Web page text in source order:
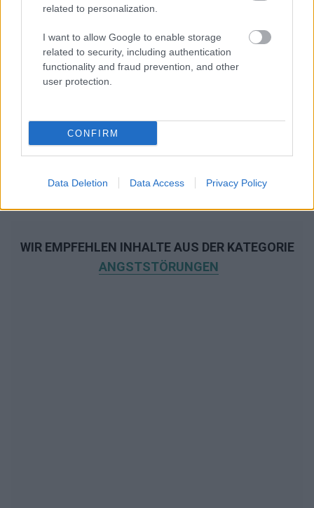
related to personalization.
I want to allow Google to enable storage
related to security, including authentication
functionality and fraud prevention, and other
user protection.
CONFIRM
Data Deletion Data Access Privacy Policy
WIR EMPFEHLEN INHALTE AUS DER KATEGORIE
ANGSTSTÖRUNGEN